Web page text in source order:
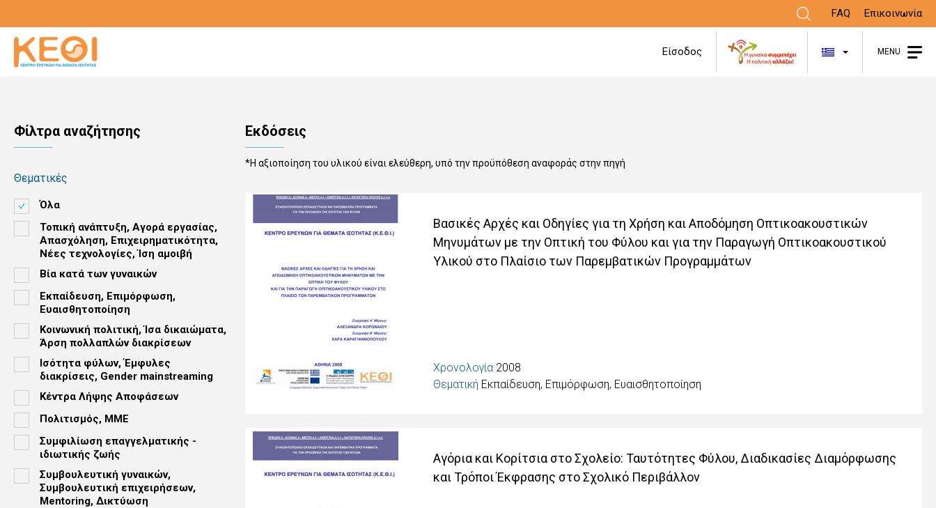
προς
το
FAQ Επικοινωνία
Είσοδος ΛίσταMENU
Φίλτρα αναζήτησης
Θεματικές
Όλα
Τοπική ανάπτυξη, Αγορά εργασίας,
Απασχόληση, Επιχειρηματικότητα,
Νέες τεχνολογίες, Ίση αμοιβή
Βία κατά των γυναικών
Εκπαίδευση, Επιμόρφωση,
Ευαισθητοποίηση
Κοινωνική πολιτική, Ίσα δικαιώματα,
Άρση πολλαπλών διακρίσεων
Ισότητα φύλων, Έμφυλες
διακρίσεις, Gender mainstreaming
Κέντρα Λήψης Αποφάσεων
Πολιτισμός, ΜΜΕ
Συμφιλίωση επαγγελματικής -
ιδιωτικής ζωής
Συμβουλευτική γυναικών,
Συμβουλευτική επιχειρήσεων,
Mentoring, Δικτύωση
Εκδόσεις
*Η αξιοποίηση του υλικού είναι ελεύθερη, υπό την προϋπόθεση αναφοράς στην πηγή
Βασικές Αρχές και Οδηγίες για τη Χρήση και Αποδόμηση Οπτικοακουστικών
Μηνυμάτων με την Οπτική του Φύλου και για την Παραγωγή Οπτικοακουστικού
Υλικού στο Πλαίσιο των Παρεμβατικών Προγραμμάτων
Χρονολογία 2008
Θεματική Εκπαίδευση, Επιμόρφωση, Ευαισθητοποίηση
Αγόρια και Κορίτσια στο Σχολείο: Ταυτότητες Φύλου, Διαδικασίες Διαμόρφωσης
και Τρόποι Έκφρασης στο Σχολικό Περιβάλλον